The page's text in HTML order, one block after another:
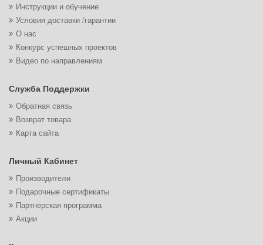
Инструкции и обучение
Условия доставки /гарантии
О нас
Конкурс успешных проектов
Видео по направлениям
Служба Поддержки
Обратная связь
Возврат товара
Карта сайта
Личный Кабинет
Производители
Подарочные сертификаты
Партнерская программа
Акции